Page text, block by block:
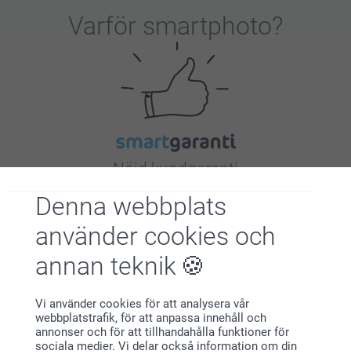
Denna webbplats
använder cookies och
annan teknik
Vi använder cookies för att analysera vår
webbplatstrafik, för att anpassa innehåll och
annonser och för att tillhandahålla funktioner för
sociala medier. Vi delar också information om din
Varför smartphoto?
Nöjd kundgaranti
Bonus på alla dina köp